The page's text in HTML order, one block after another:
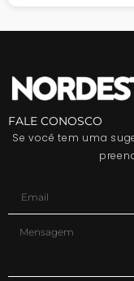
FALE CONOSCO
Se você tem uma